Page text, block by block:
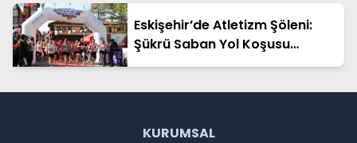
Eskişehir’de Atletizm Şöleni:
Şükrü Saban Yol Koşusu
Tamamlandı
KURUMSAL